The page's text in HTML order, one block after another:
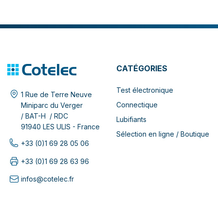
1 Rue de Terre Neuve
Miniparc du Verger
/ BAT-H / RDC
91940 LES ULIS - France
+33 (0)1 69 28 05 06
+33 (0)1 69 28 63 96
infos@cotelec.fr
CATÉGORIES
Test électronique
Connectique
Lubifiants
Sélection en ligne / Boutique